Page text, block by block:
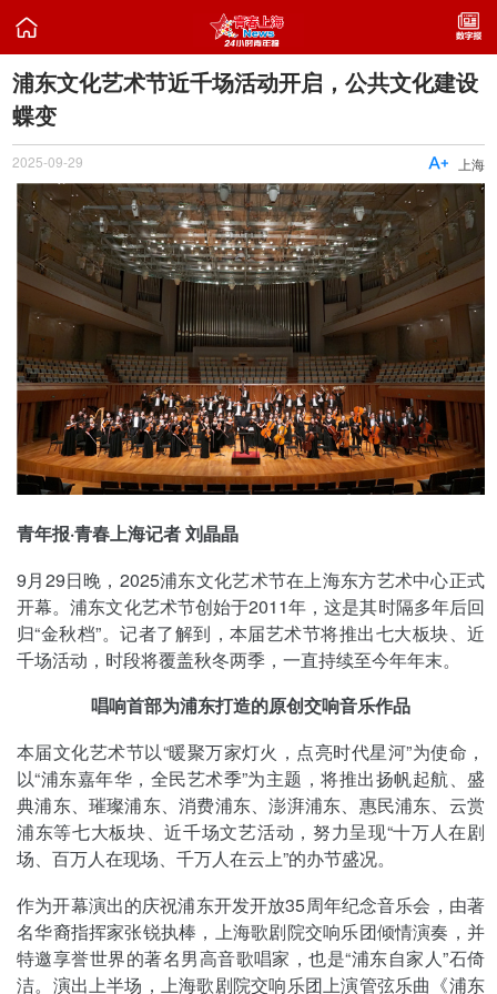

浦东文化艺术节近千场活动开启，公共文化建设
蝶变
2025-09-29 上海

青年报·青春上海记者 刘晶晶
9月29日晚，2025浦东文化艺术节在上海东方艺术中心正式
开幕。浦东文化艺术节创始于2011年，这是其时隔多年后回
归“金秋档”。记者了解到，本届艺术节将推出七大板块、近
千场活动，时段将覆盖秋冬两季，一直持续至今年年末。
唱响首部为浦东打造的原创交响音乐作品
本届文化艺术节以“暖聚万家灯火，点亮时代星河”为使命，
以“浦东嘉年华，全民艺术季”为主题，将推出扬帆起航、盛
典浦东、璀璨浦东、消费浦东、澎湃浦东、惠民浦东、云赏
浦东等七大板块、近千场文艺活动，努力呈现“十万人在剧
场、百万人在现场、千万人在云上”的办节盛况。
作为开幕演出的庆祝浦东开发开放35周年纪念音乐会，由著
名华裔指挥家张锐执棒，上海歌剧院交响乐团倾情演奏，并
特邀享誉世界的著名男高音歌唱家，也是“浦东自家人”石倚
洁。演出上半场，上海歌剧院交响乐团上演管弦乐曲《浦东